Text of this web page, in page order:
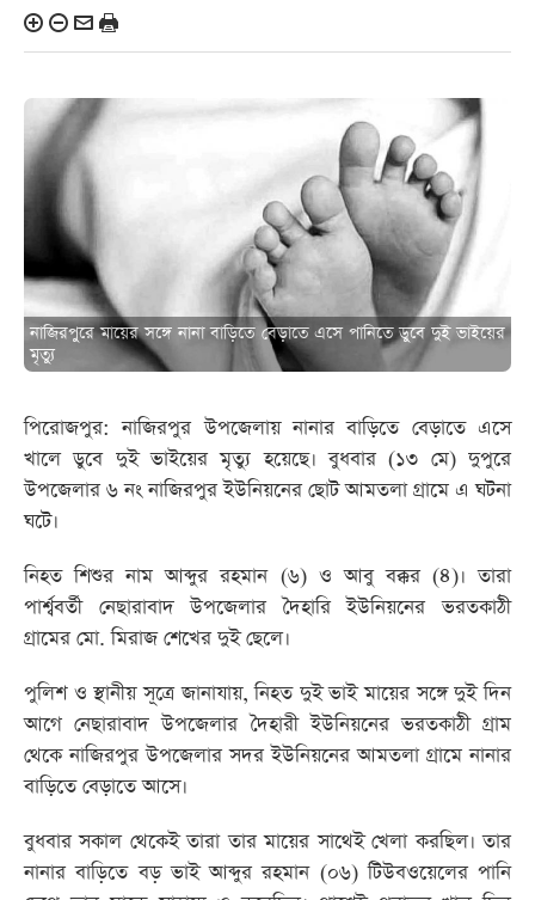
নাজিরপুরে মায়ের সঙ্গে নানা বাড়িতে বেড়াতে এসে পানিতে ডুবে দুই ভাইয়ের
মৃত্যু
পিরোজপুর: নাজিরপুর উপজেলায় নানার বাড়িতে বেড়াতে এসে
খালে ডুবে দুই ভাইয়ের মৃত্যু হয়েছে। বুধবার (১৩ মে) দুপুরে
উপজেলার ৬ নং নাজিরপুর ইউনিয়নের ছোট আমতলা গ্রামে এ ঘটনা
ঘটে।
নিহত শিশুর নাম আব্দুর রহমান (৬) ও আবু বক্কর (৪)। তারা
পার্শ্ববর্তী নেছারাবাদ উপজেলার দৈহারি ইউনিয়নের ভরতকাঠী
গ্রামের মো. মিরাজ শেখের দুই ছেলে।
পুলিশ ও স্থানীয় সূত্রে জানাযায়, নিহত দুই ভাই মায়ের সঙ্গে দুই দিন
আগে নেছারাবাদ উপজেলার দৈহারী ইউনিয়নের ভরতকাঠী গ্রাম
থেকে নাজিরপুর উপজেলার সদর ইউনিয়নের আমতলা গ্রামে নানার
বাড়িতে বেড়াতে আসে।
বুধবার সকাল থেকেই তারা তার মায়ের সাথেই খেলা করছিল। তার
নানার বাড়িতে বড় ভাই আব্দুর রহমান (০৬) টিউবওয়েলের পানি